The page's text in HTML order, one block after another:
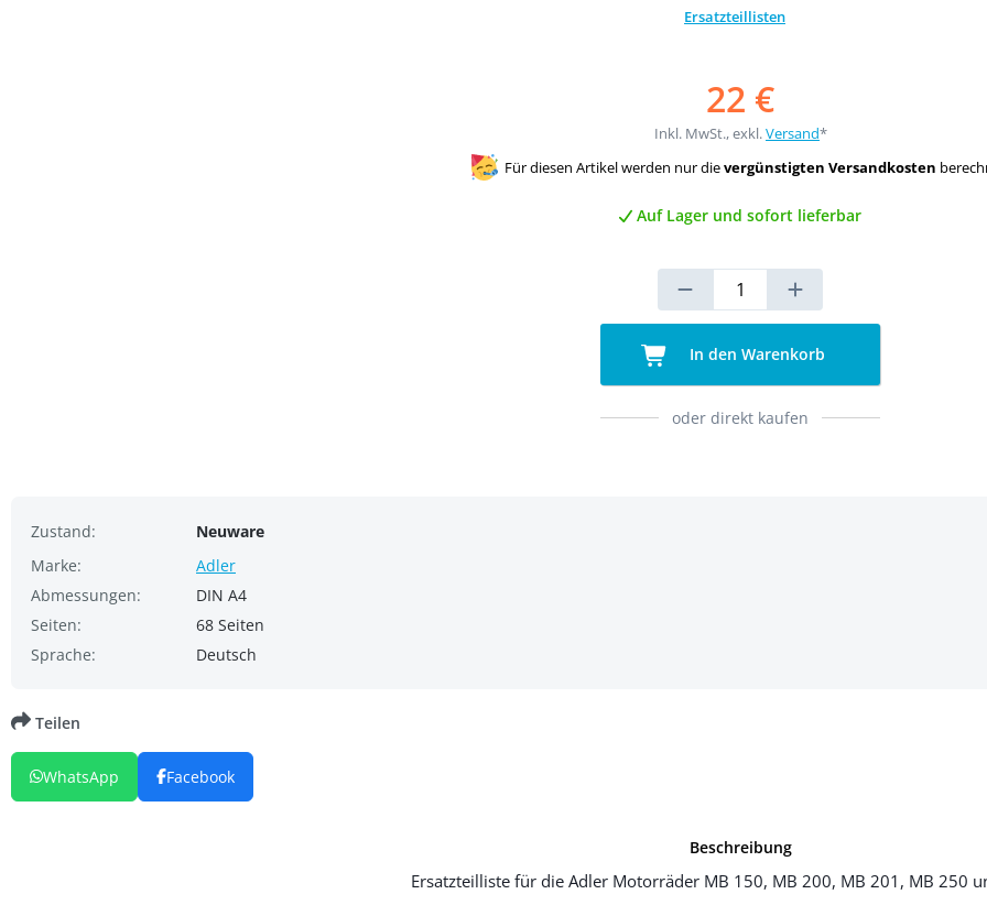
Ersatzteillisten
22 €
Inkl. MwSt., exkl.Versand*
Für diesen Artikel werden nur dievergünstigten Versandkosten
Auf Lager und sofort lieferbar
In den Warenkorb
oder direkt kaufen
Zustand:
Neuware
Marke:
Adler
Abmessungen:
DIN A4
Seiten:
68 Seiten
Sprache:
Deutsch
Beschreibung
Ersatzteilliste für die Adler Motorräder MB 150, MB 200, MB 201, MB 250
Teilen
WhatsApp Facebook